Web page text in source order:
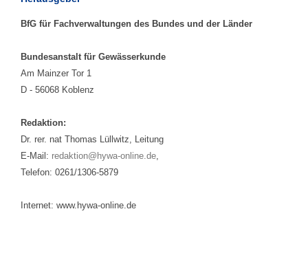
BfG für Fachverwaltungen des Bundes und der Länder
Bundesanstalt für Gewässerkunde
Am Mainzer Tor 1
D - 56068 Koblenz
Redaktion:
Dr. rer. nat Thomas Lüllwitz, Leitung
E-Mail: redaktion@hywa-online.de
Telefon: 0261/1306-5879
Internet: www.hywa-online.de